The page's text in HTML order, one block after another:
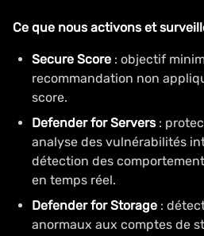
Ce que nous activons et
Secure Score : objectif
recommandation non
score.
Defender for Servers:
analyse des vulnérabilités
détection des
en temps réel.
Defender for Storage :
anormaux aux comptes de